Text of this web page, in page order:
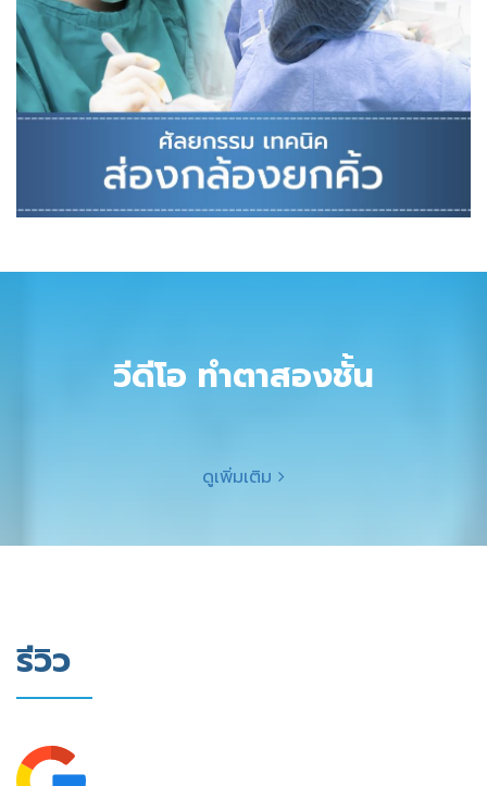
วีดีโอ ทำตาสองชั้น
ดูเพิ่มเติม
รีวิว